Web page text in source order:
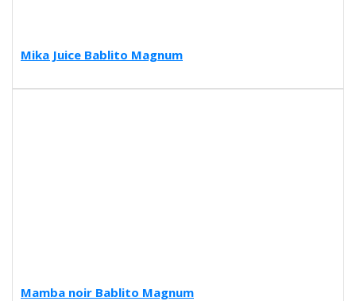
Mika Juice Bablito Magnum
Mamba noir Bablito Magnum